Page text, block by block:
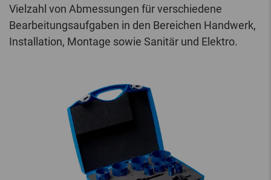
Vielzahl von Abmessungen für verschiedene
Bearbeitungsaufgaben in den Bereichen Handwerk,
Installation, Montage sowie Sanitär und Elektro.